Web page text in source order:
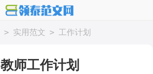
> 实用范文 > 工作计划
教师工作计划